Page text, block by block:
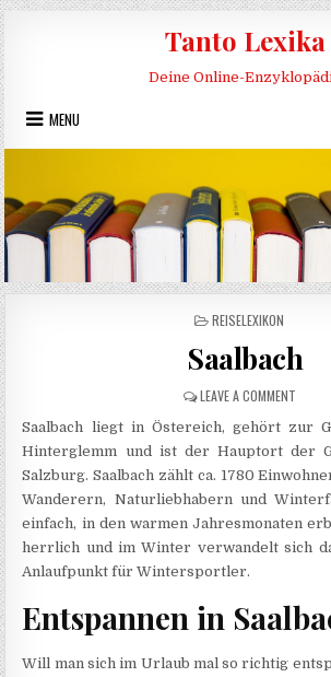
Skip to content
Tanto Lexika
Deine Online-
MENU
POSTED IN
REISELEXIKON
Saalbach
LEAVE A COMMENTON
Saalbach liegt in Östereich, gehört zur
Hinterglemm und ist der Hauptort der
Salzburg. Saalbach zählt ca. 1780
Wanderern, Naturliebhabern und
einfach, in den warmen Jahresmonaten
herrlich und im Winter verwandelt sich
Anlaufpunkt für Wintersportler.
Entspannen in
Will man sich im Urlaub mal so richtig